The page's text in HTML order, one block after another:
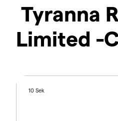
Tyranna
Limited -
10 Sek